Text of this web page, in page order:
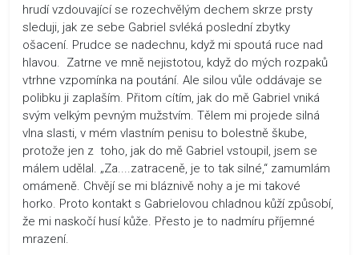
hrudí vzdouvající se rozechvělým dechem skrze prsty
sleduji, jak ze sebe Gabriel svléká poslední zbytky
ošacení. Prudce se nadechnu, když mi spoutá ruce nad
hlavou. Zatrne ve mně nejistotou, když do mých rozpaků
vtrhne vzpomínka na poutání. Ale silou vůle oddávaje se
polibku ji zaplaším. Přitom cítím, jak do mě Gabriel vniká
svým velkým pevným mužstvím. Tělem mi projede silná
vlna slasti, v mém vlastním penisu to bolestně škube,
protože jen z toho, jak do mě Gabriel vstoupil, jsem se
málem udělal. „Za....zatraceně, je to tak silné,“ zamumlám
omámeně. Chvějí se mi bláznivě nohy a je mi takové
horko. Proto kontakt s Gabrielovou chladnou kůží způsobí,
že mi naskočí husí kůže. Přesto je to nadmíru příjemné
mrazení.